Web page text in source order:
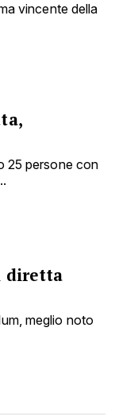
vincente della
25 persone con
diretta
meglio noto